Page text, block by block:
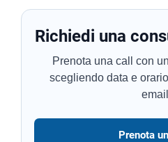
Richiedi una
Prenota una call con
scegliendo data e
Prenota